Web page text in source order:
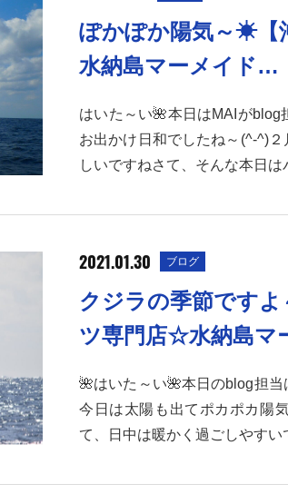
ぽかぽか陽気～☀【
水納島マーメイド…
はいた～い🌺本日はMAIが
お出かけ日和でしたね～(^-^)
しいですねさて、そんな本日
2021.01.30 ブログ
クジラの季節です
ツ専門店☆水納島マ
🌺はいた～い🌺本日のblog担当
今日は太陽も出てポカポカ陽
て、日中は暖かく過ごしやす